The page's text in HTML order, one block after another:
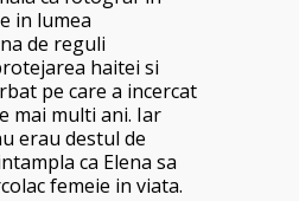
in lumea
de reguli
haitei si
pe care a incercat
mai multi ani. Iar
erau destul de
ca Elena sa
femeie in viata.